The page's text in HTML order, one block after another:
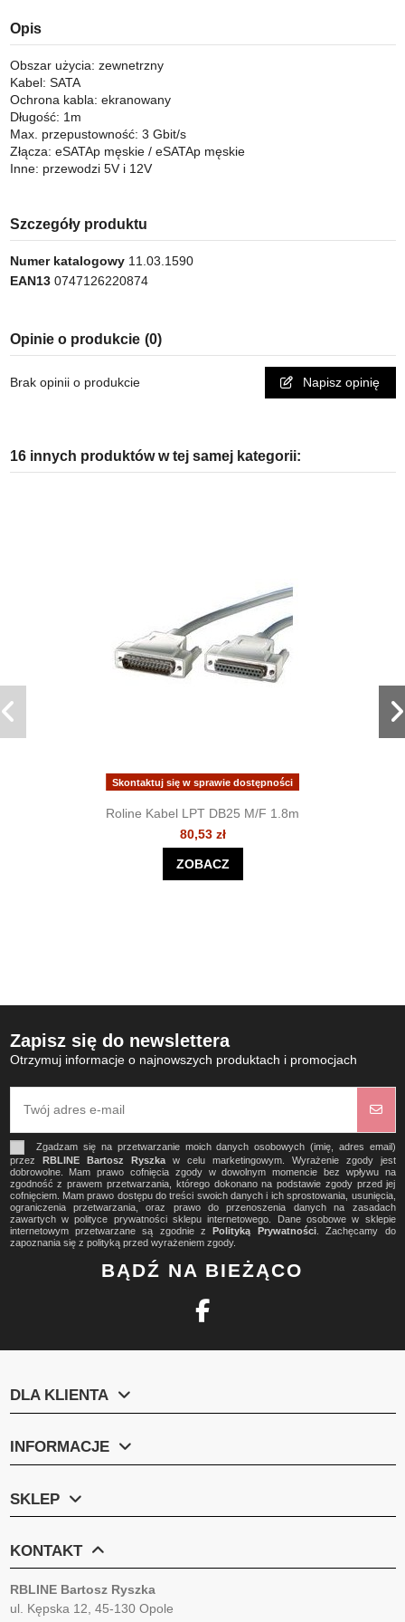
Opis
Obszar użycia: zewnetrzny
Kabel: SATA
Ochrona kabla: ekranowany
Długość: 1m
Max. przepustowność: 3 Gbit/s
Złącza: eSATAp męskie / eSATAp męskie
Inne: przewodzi 5V i 12V
Szczegóły produktu
Numer katalogowy 11.03.1590
EAN13 0747126220874
Opinie o produkcie (0)
Brak opinii o produkcie Napisz opinię
16 innych produktów w tej samej kategorii:
Skontaktuj się w sprawie dostępności
Roline Kabel LPT DB25 M/F 1.8m
80,53 zł
ZOBACZ
Zapisz się do newslettera
Otrzymuj informacje o najnowszych produktach i promocjach
Zgadzam się na przetwarzanie moich danych osobowych (imię, adres email)
przez
RBLINE Bartosz Ryszkaw celu marketingowym. Wyrażenie zgody jest
dobrowolne. Mam prawo cofnięcia zgody w dowolnym momencie bez wpływu na
zgodność z prawem przetwarzania, którego dokonano na podstawie zgody przed jej
cofnięciem. Mam prawo dostępu do treści swoich danych i ich sprostowania, usunięcia,
ograniczenia przetwarzania, oraz prawo do przenoszenia danych na zasadach
zawartych w polityce prywatności sklepu internetowego. Dane osobowe w sklepie
internetowym przetwarzane są zgodnie z
Polityką Prywatności. Zachęcamy do
zapoznania się z polityką przed wyrażeniem zgody.
BĄDŹ NA BIEŻĄCO
DLA KLIENTA
INFORMACJE
SKLEP
KONTAKT
RBLINE Bartosz Ryszka
ul. Kępska 12, 45-130 Opole